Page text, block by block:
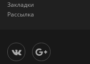
Закладки
Рассылка